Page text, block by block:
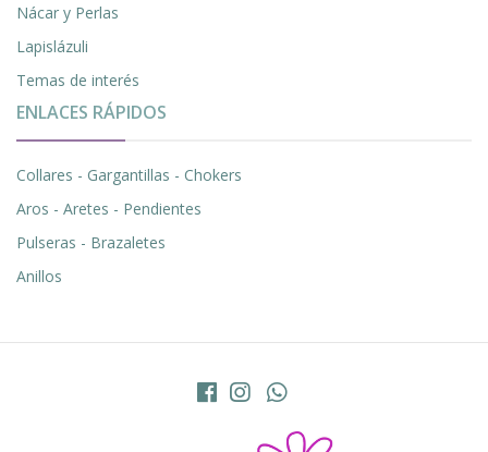
Nácar y Perlas
Lapislázuli
Temas de interés
ENLACES RÁPIDOS
Collares - Gargantillas - Chokers
Aros - Aretes - Pendientes
Pulseras - Brazaletes
Anillos